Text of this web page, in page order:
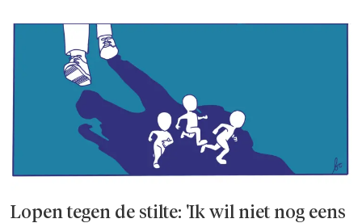
Lopen tegen de stilte: 'Ik wil niet nog eens